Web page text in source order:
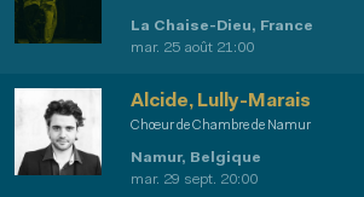
La Chaise-Dieu, France
mar. 25 août 21:00
Chœur de Chambre de Namur
Alcide, Lully-Marais
Namur, Belgique
mar. 29 sept. 20:00